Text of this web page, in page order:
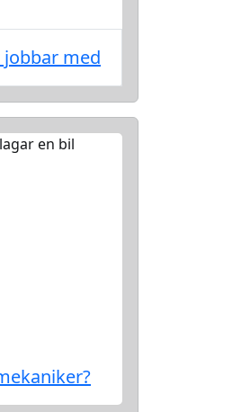
jobbar med